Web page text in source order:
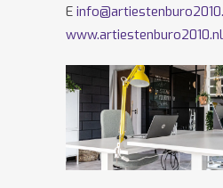
E
www.artiestenburo2010.nl
Volg ons ook op